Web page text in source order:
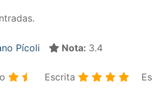
Pícoli Nota: 3.4
Escrita